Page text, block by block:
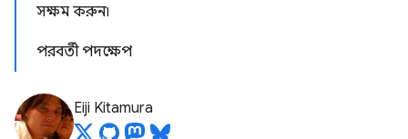
সক্ষম করুন৷
পরবর্তী পদক্ষেপ
Eiji Kitamura